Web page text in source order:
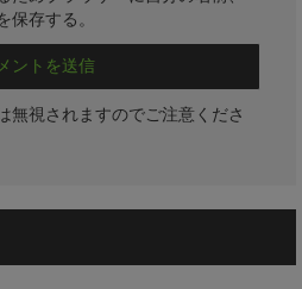
保存する。
無視されますのでご注意くださ